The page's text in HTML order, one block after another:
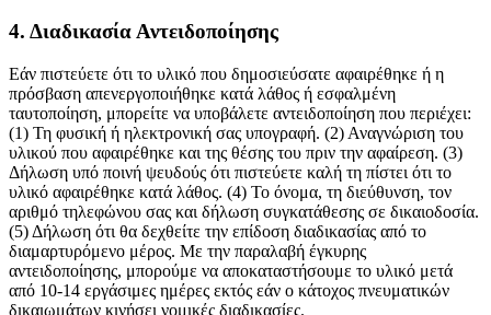
4. Διαδικασία Αντειδοποίησης
Εάν πιστεύετε ότι το υλικό που δημοσιεύσατε αφαιρέθηκε ή η
πρόσβαση απενεργοποιήθηκε κατά λάθος ή εσφαλμένη
ταυτοποίηση, μπορείτε να υποβάλετε αντειδοποίηση που περιέχει:
(1) Τη φυσική ή ηλεκτρονική σας υπογραφή. (2) Αναγνώριση του
υλικού που αφαιρέθηκε και της θέσης του πριν την αφαίρεση. (3)
Δήλωση υπό ποινή ψευδούς ότι πιστεύετε καλή τη πίστει ότι το
υλικό αφαιρέθηκε κατά λάθος. (4) Το όνομα, τη διεύθυνση, τον
αριθμό τηλεφώνου σας και δήλωση συγκατάθεσης σε δικαιοδοσία.
(5) Δήλωση ότι θα δεχθείτε την επίδοση διαδικασίας από το
διαμαρτυρόμενο μέρος. Με την παραλαβή έγκυρης
αντειδοποίησης, μπορούμε να αποκαταστήσουμε το υλικό μετά
από 10-14 εργάσιμες ημέρες εκτός εάν ο κάτοχος πνευματικών
δικαιωμάτων κινήσει νομικές διαδικασίες.